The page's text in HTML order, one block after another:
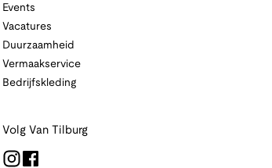
Events
Vacatures
Duurzaamheid
Vermaakservice
Bedrijfskleding
Volg Van Tilburg